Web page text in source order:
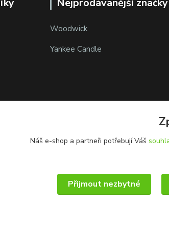
Nejprodávanější značky
Woodwick
Yankee Candle
Náš e-shop a partneři potřebují Váš
Přijmout nezbytné